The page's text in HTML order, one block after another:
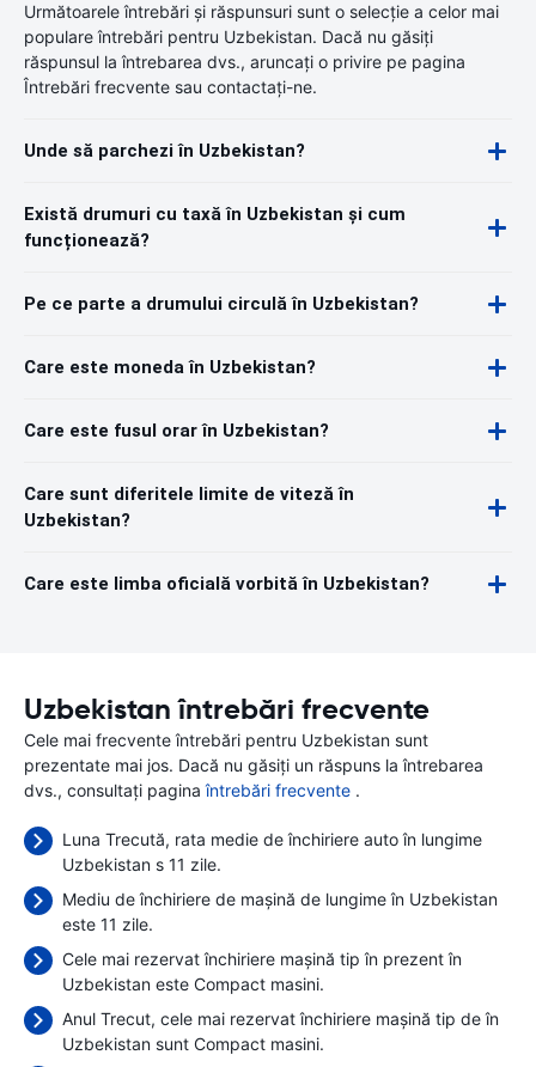
Următoarele întrebări și răspunsuri sunt o selecție a celor mai
populare întrebări pentru Uzbekistan. Dacă nu găsiți
răspunsul la întrebarea dvs., aruncați o privire pe pagina
Întrebări frecvente sau contactați-ne.
Unde să parchezi în Uzbekistan?
Există drumuri cu taxă în Uzbekistan și cum
funcționează?
Pe ce parte a drumului circulă în Uzbekistan?
Care este moneda în Uzbekistan?
Care este fusul orar în Uzbekistan?
Care sunt diferitele limite de viteză în
Uzbekistan?
Care este limba oficială vorbită în Uzbekistan?
Uzbekistan întrebări frecvente
Cele mai frecvente întrebări pentru Uzbekistan sunt
prezentate mai jos. Dacă nu găsiți un răspuns la întrebarea
dvs., consultați paginaîntrebări frecvente .
Luna Trecută, rata medie de închiriere auto în lungime
Uzbekistan s 11 zile.
Mediu de închiriere de mașină de lungime în Uzbekistan
este 11 zile.
Cele mai rezervat închiriere mașină tip în prezent în
Uzbekistan este Compact masini.
Anul Trecut, cele mai rezervat închiriere mașină tip de în
Uzbekistan sunt Compact masini.